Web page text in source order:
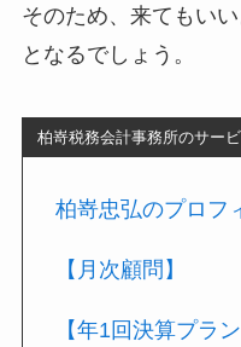
そのため、来てもい
となるでしょう。
柏嵜税務会計事務所のサー
柏嵜忠弘のプロフ
【月次顧問】
【年1回決算プラン